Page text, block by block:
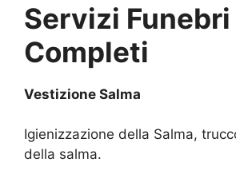
Servizi Funebri
Completi
Vestizione Salma
Igienizzazione della Salma,
della salma.